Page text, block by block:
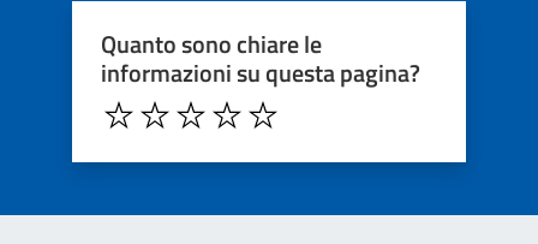
Quanto sono chiare le
informazioni su questa pagina?